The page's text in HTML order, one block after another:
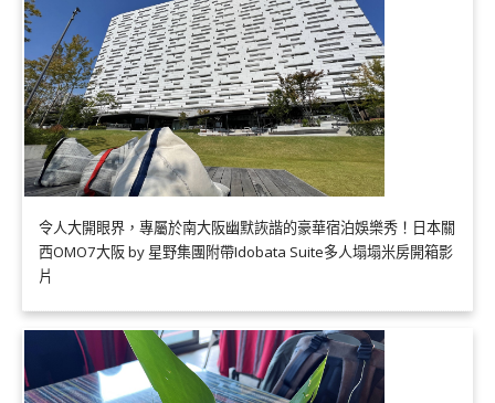
令人大開眼界，專屬於南大阪幽默詼諧的豪華宿泊娛樂秀！日本關
西OMO7大阪 by 星野集團附帶Idobata Suite多人塌塌米房開箱影
片